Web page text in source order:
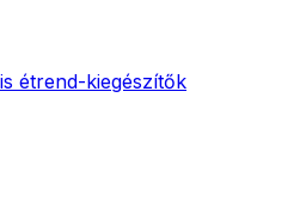
étrend-kiegészítők